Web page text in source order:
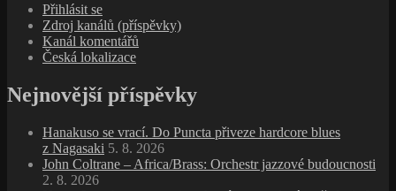
Přihlásit se
Zdroj kanálů (příspěvky)
Kanál komentářů
Česká lokalizace
Nejnovější příspěvky
Hanakuso se vrací. Do Puncta přiveze hardcore blues
z Nagasaki 5. 8. 2026
John Coltrane – Africa/Brass: Orchestr jazzové budoucnosti
2. 8. 2026